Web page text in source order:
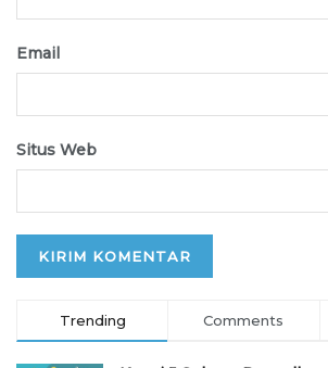
Email
Situs Web
Trending Comments